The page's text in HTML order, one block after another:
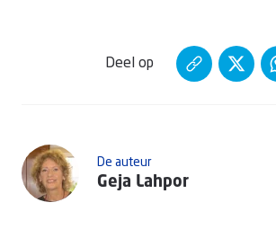
De auteur
Geja Lahpor
Deel op